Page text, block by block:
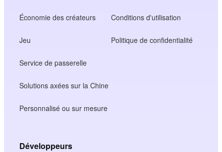
Économie des créateurs
Jeu
Service de passerelle
Solutions axées sur la Chine
Personnalisé ou sur mesure
Conditions d'utilisation
Politique de confidentialité
Développeurs